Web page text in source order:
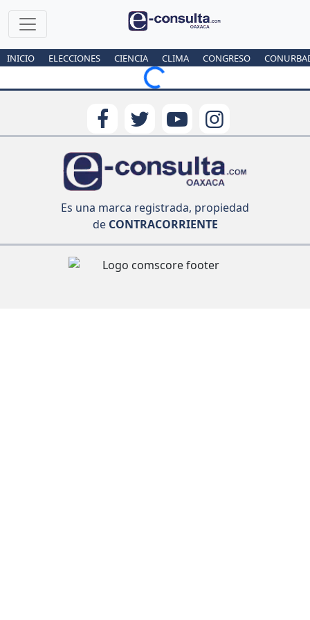
INICIO ELECCIONES CIENCIA CLIMA CONGRESO
Loading...
Es una marca registrada, propiedad
deCONTRACORRIENTE